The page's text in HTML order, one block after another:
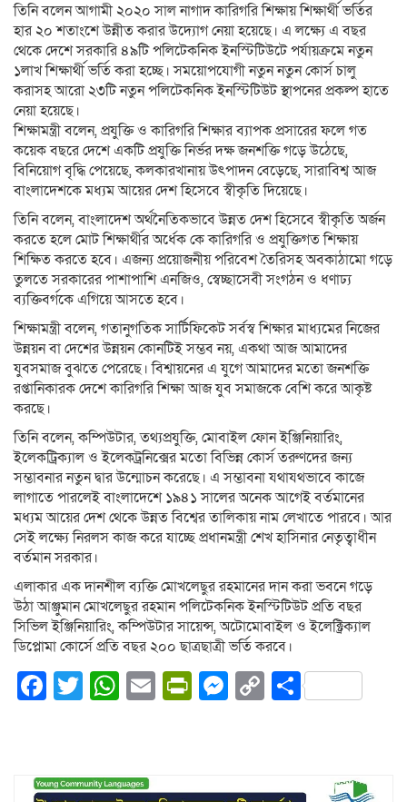
তিনি বলেন আগামী ২০২০ সাল নাগাদ কারিগরি শিক্ষায় শিক্ষার্থী ভর্তির
হার ২০ শতাংশে উন্নীত করার উদ্যোগ নেয়া হয়েছে। এ লক্ষ্যে এ বছর
থেকে দেশে সরকারি ৪৯টি পলিটেকনিক ইনস্টিটিউটে পর্যায়ক্রমে নতুন
১লাখ শিক্ষার্থী ভর্তি করা হচ্ছে। সময়োপযোগী নতুন নতুন কোর্স চালু
করাসহ আরো ২৩টি নতুন পলিটেকনিক ইনস্টিটিউট স্থাপনের প্রকল্প হাতে
নেয়া হয়েছে।
শিক্ষামন্ত্রী বলেন, প্রযুক্তি ও কারিগরি শিক্ষার ব্যাপক প্রসারের ফলে গত
কয়েক বছরে দেশে একটি প্রযুক্তি নির্ভর দক্ষ জনশক্তি গড়ে উঠেছে,
বিনিয়োগ বৃদ্ধি পেয়েছে, কলকারখানায় উৎপাদন বেড়েছে, সারাবিশ্ব আজ
বাংলাদেশকে মধ্যম আয়ের দেশ হিসেবে স্বীকৃতি দিয়েছে।
তিনি বলেন, বাংলাদেশ অর্থনৈতিকভাবে উন্নত দেশ হিসেবে স্বীকৃতি অর্জন
করতে হলে মোট শিক্ষার্থীর অর্ধেক কে কারিগরি ও প্রযুক্তিগত শিক্ষায়
শিক্ষিত করতে হবে। এজন্য প্রয়োজনীয় পরিবেশ তৈরিসহ অবকাঠামো গড়ে
তুলতে সরকারের পাশাপাশি এনজিও, স্বেচ্ছাসেবী সংগঠন ও ধণাঢ্য
ব্যক্তিবর্গকে এগিয়ে আসতে হবে।
শিক্ষামন্ত্রী বলেন, গতানুগতিক সার্টিফিকেট সর্বস্ব শিক্ষার মাধ্যমের নিজের
উন্নয়ন বা দেশের উন্নয়ন কোনটিই সম্ভব নয়, একথা আজ আমাদের
যুবসমাজ বুঝতে পেরেছে। বিশ্বায়নের এ যুগে আমাদের মতো জনশক্তি
রপ্তানিকারক দেশে কারিগরি শিক্ষা আজ যুব সমাজকে বেশি করে আকৃষ্ট
করছে।
তিনি বলেন, কম্পিউটার, তথ্যপ্রযুক্তি, মোবাইল ফোন ইঞ্জিনিয়ারিং,
ইলেকট্রিক্যাল ও ইলেকট্রনিক্সের মতো বিভিন্ন কোর্স তরুণদের জন্য
সম্ভাবনার নতুন দ্বার উন্মোচন করেছে। এ সম্ভাবনা যথাযথভাবে কাজে
লাগাতে পারলেই বাংলাদেশে ১৯৪১ সালের অনেক আগেই বর্তমানের
মধ্যম আয়ের দেশ থেকে উন্নত বিশ্বের তালিকায় নাম লেখাতে পারবে। আর
সেই লক্ষ্যে নিরলস কাজ করে যাচ্ছে প্রধানমন্ত্রী শেখ হাসিনার নেতৃত্বাধীন
বর্তমান সরকার।
এলাকার এক দানশীল ব্যক্তি মোখলেছুর রহমানের দান করা ভবনে গড়ে
উঠা আঞ্জুমান মোখলেছুর রহমান পলিটেকনিক ইনস্টিটিউট প্রতি বছর
সিভিল ইঞ্জিনিয়ারিং, কম্পিউটার সায়েন্স, অটোমোবাইল ও ইলেক্ট্রিক্যাল
ডিপ্লোমা কোর্সে প্রতি বছর ২০০ ছাত্রছাত্রী ভর্তি করবে।
Facebook
Twitter
WhatsApp
EmailPrintFriendly
Messenger
CopyShare